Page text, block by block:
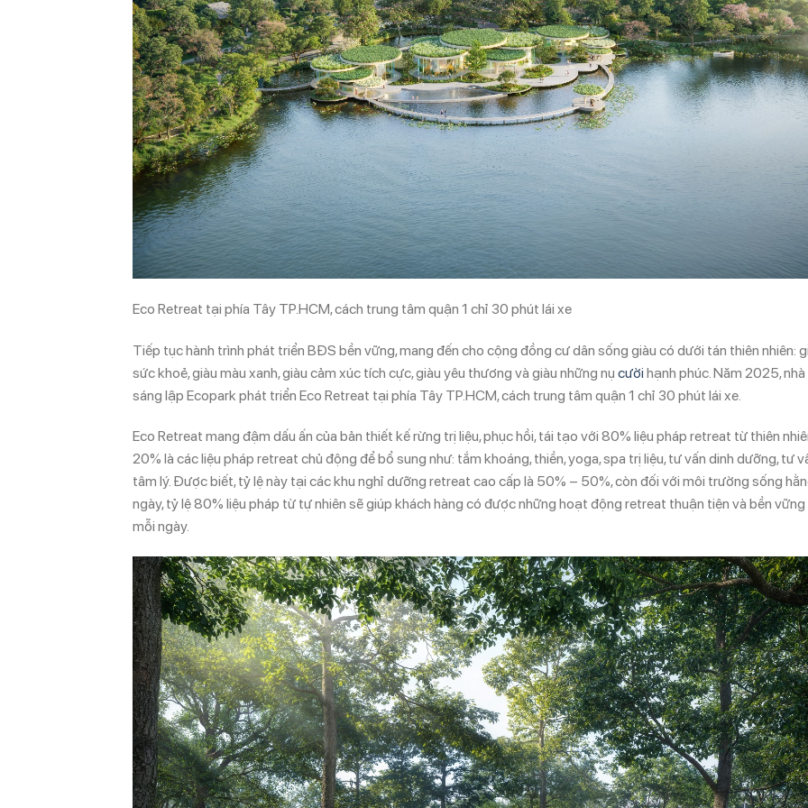
Eco Retreat tại phía Tây TP.HCM, cách trung tâm quận 1 chỉ 30 phút lái xe
Tiếp tục hành trình phát triển BĐS bền vững, mang đến cho cộng đồng cư dân sống giàu có dưới tán thiên nhiên:
sức khoẻ, giàu màu xanh, giàu cảm xúc tích cực, giàu yêu thương và giàu những nụ cười hạnh phúc. Năm 2025, nhà
sáng lập Ecopark phát triển Eco Retreat tại phía Tây TP.HCM, cách trung tâm quận 1 chỉ 30 phút lái xe.
Eco Retreat mang đậm dấu ấn của bản thiết kế rừng trị liệu, phục hồi, tái tạo với 80% liệu pháp retreat từ thiên
20% là các liệu pháp retreat chủ động để bổ sung như: tắm khoáng, thiền, yoga, spa trị liệu, tư vấn dinh dưỡng, tư
tâm lý. Được biết, tỷ lệ này tại các khu nghỉ dưỡng retreat cao cấp là 50% – 50%, còn đối với môi trường sống
ngày, tỷ lệ 80% liệu pháp từ tự nhiên sẽ giúp khách hàng có được những hoạt động retreat thuận tiện và bền vững
mỗi ngày.